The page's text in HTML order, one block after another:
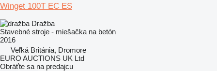
Winget 100T EC ES
Dražba
Stavebné stroje - miešačka na betón
2016
Veľká Británia, Dromore
EURO AUCTIONS UK Ltd
Obráťte sa na predajcu